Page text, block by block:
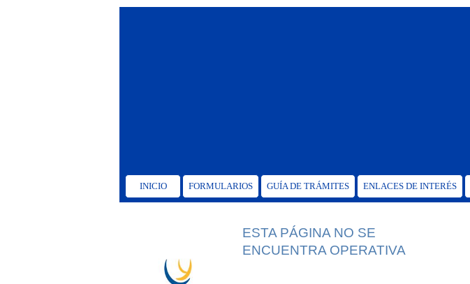
INICIO FORMULARIOS GUÍA DE TRÁMITES ENLACES DE INTERÉS
ESTA PÁGINA NO SE
ENCUENTRA OPERATIVA